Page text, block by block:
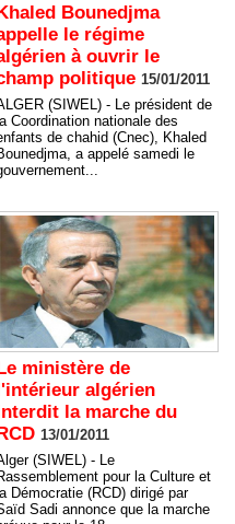
Bounedjma
le régime
à ouvrir le
politique 15/01/2011
(SIWEL) - Le président de
Coordination nationale des
de chahid (Cnec), Khaled
a appelé samedi le
ministère de
algérien
la marche du
13/01/2011
(SIWEL) - Le
pour la Culture et
la Démocratie (RCD) dirigé par
Sadi annonce que la marche